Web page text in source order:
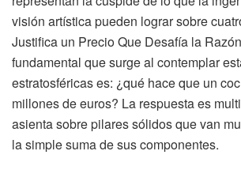
visión artística pueden lograr sobre
Justifica un Precio Que Desafía la
fundamental que surge al contemplar
estratosféricas es: ¿qué hace que un
millones de euros? La respuesta es
asienta sobre pilares sólidos que van
la simple suma de sus componentes.